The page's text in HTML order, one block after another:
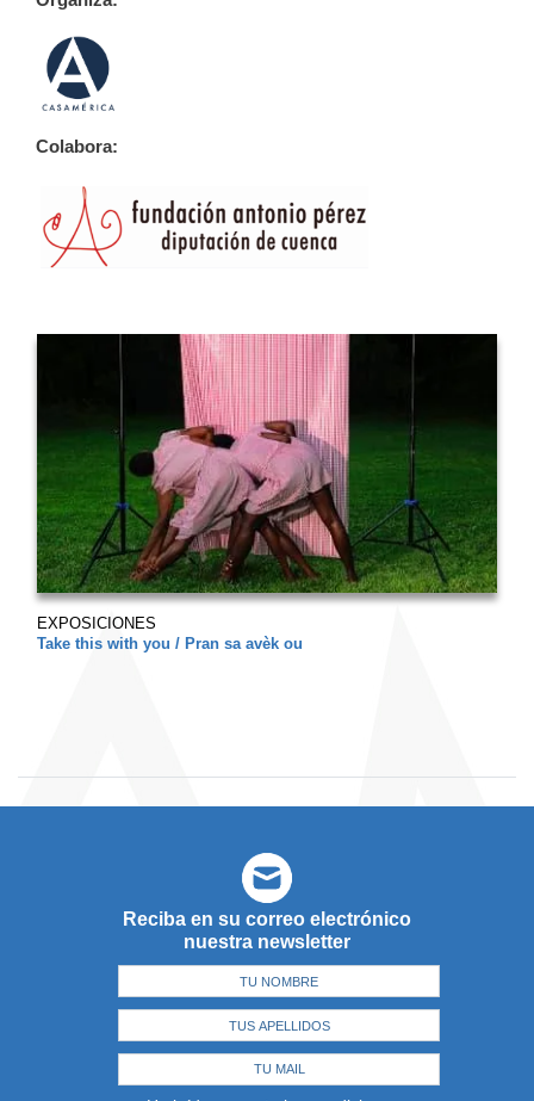
Colabora:
EXPOSICIONES
Take this with you / Pran sa avèk ou
Reciba en su correo electrónico
nuestra newsletter